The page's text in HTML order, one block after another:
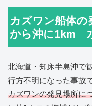
カズワン船体の
から沖に1km
北海道・知床半島沖で
行方不明になった事故
カズワンの発見場所に